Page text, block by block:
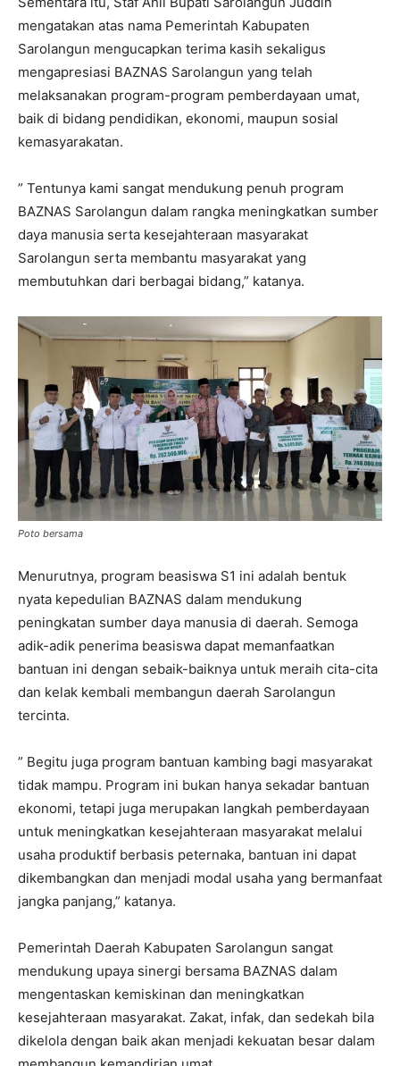
mengatakan atas nama Pemerintah Kabupaten
Sarolangun mengucapkan terima kasih sekaligus
mengapresiasi BAZNAS Sarolangun yang telah
melaksanakan program-program pemberdayaan umat,
baik di bidang pendidikan, ekonomi, maupun sosial
kemasyarakatan.
” Tentunya kami sangat mendukung penuh program
BAZNAS Sarolangun dalam rangka meningkatkan sumber
daya manusia serta kesejahteraan masyarakat
Sarolangun serta membantu masyarakat yang
membutuhkan dari berbagai bidang,” katanya.
Poto bersama
Menurutnya, program beasiswa S1 ini adalah bentuk
nyata kepedulian BAZNAS dalam mendukung
peningkatan sumber daya manusia di daerah. Semoga
adik-adik penerima beasiswa dapat memanfaatkan
bantuan ini dengan sebaik-baiknya untuk meraih cita-cita
dan kelak kembali membangun daerah Sarolangun
tercinta.
” Begitu juga program bantuan kambing bagi masyarakat
tidak mampu. Program ini bukan hanya sekadar bantuan
ekonomi, tetapi juga merupakan langkah pemberdayaan
untuk meningkatkan kesejahteraan masyarakat melalui
usaha produktif berbasis peternaka, bantuan ini dapat
dikembangkan dan menjadi modal usaha yang bermanfaat
jangka panjang,” katanya.
Pemerintah Daerah Kabupaten Sarolangun sangat
mendukung upaya sinergi bersama BAZNAS dalam
mengentaskan kemiskinan dan meningkatkan
kesejahteraan masyarakat. Zakat, infak, dan sedekah bila
dikelola dengan baik akan menjadi kekuatan besar dalam